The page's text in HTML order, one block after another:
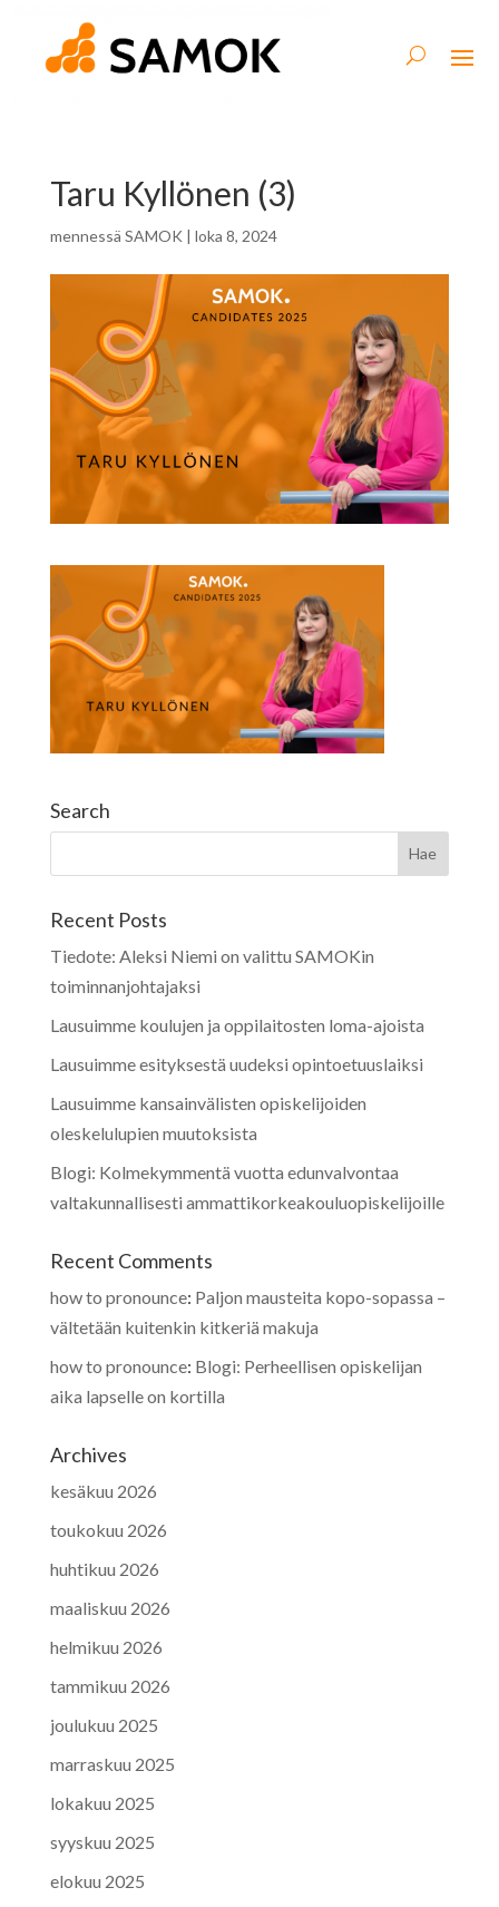
Taru Kyllönen (3)
mennessä SAMOK | loka 8, 2024
Search
Recent Posts
Tiedote: Aleksi Niemi on valittu SAMOKin
toiminnanjohtajaksi
Lausuimme koulujen ja oppilaitosten loma-ajoista
Lausuimme esityksestä uudeksi opintoetuuslaiksi
Lausuimme kansainvälisten opiskelijoiden
oleskelulupien muutoksista
Blogi: Kolmekymmentä vuotta edunvalvontaa
valtakunnallisesti ammattikorkeakouluopiskelijoille
Recent Comments
how to pronounce: Paljon mausteita kopo-sopassa –
vältetään kuitenkin kitkeriä makuja
how to pronounce: Blogi: Perheellisen opiskelijan
aika lapselle on kortilla
Archives
kesäkuu 2026
toukokuu 2026
huhtikuu 2026
maaliskuu 2026
helmikuu 2026
tammikuu 2026
joulukuu 2025
marraskuu 2025
lokakuu 2025
syyskuu 2025
elokuu 2025